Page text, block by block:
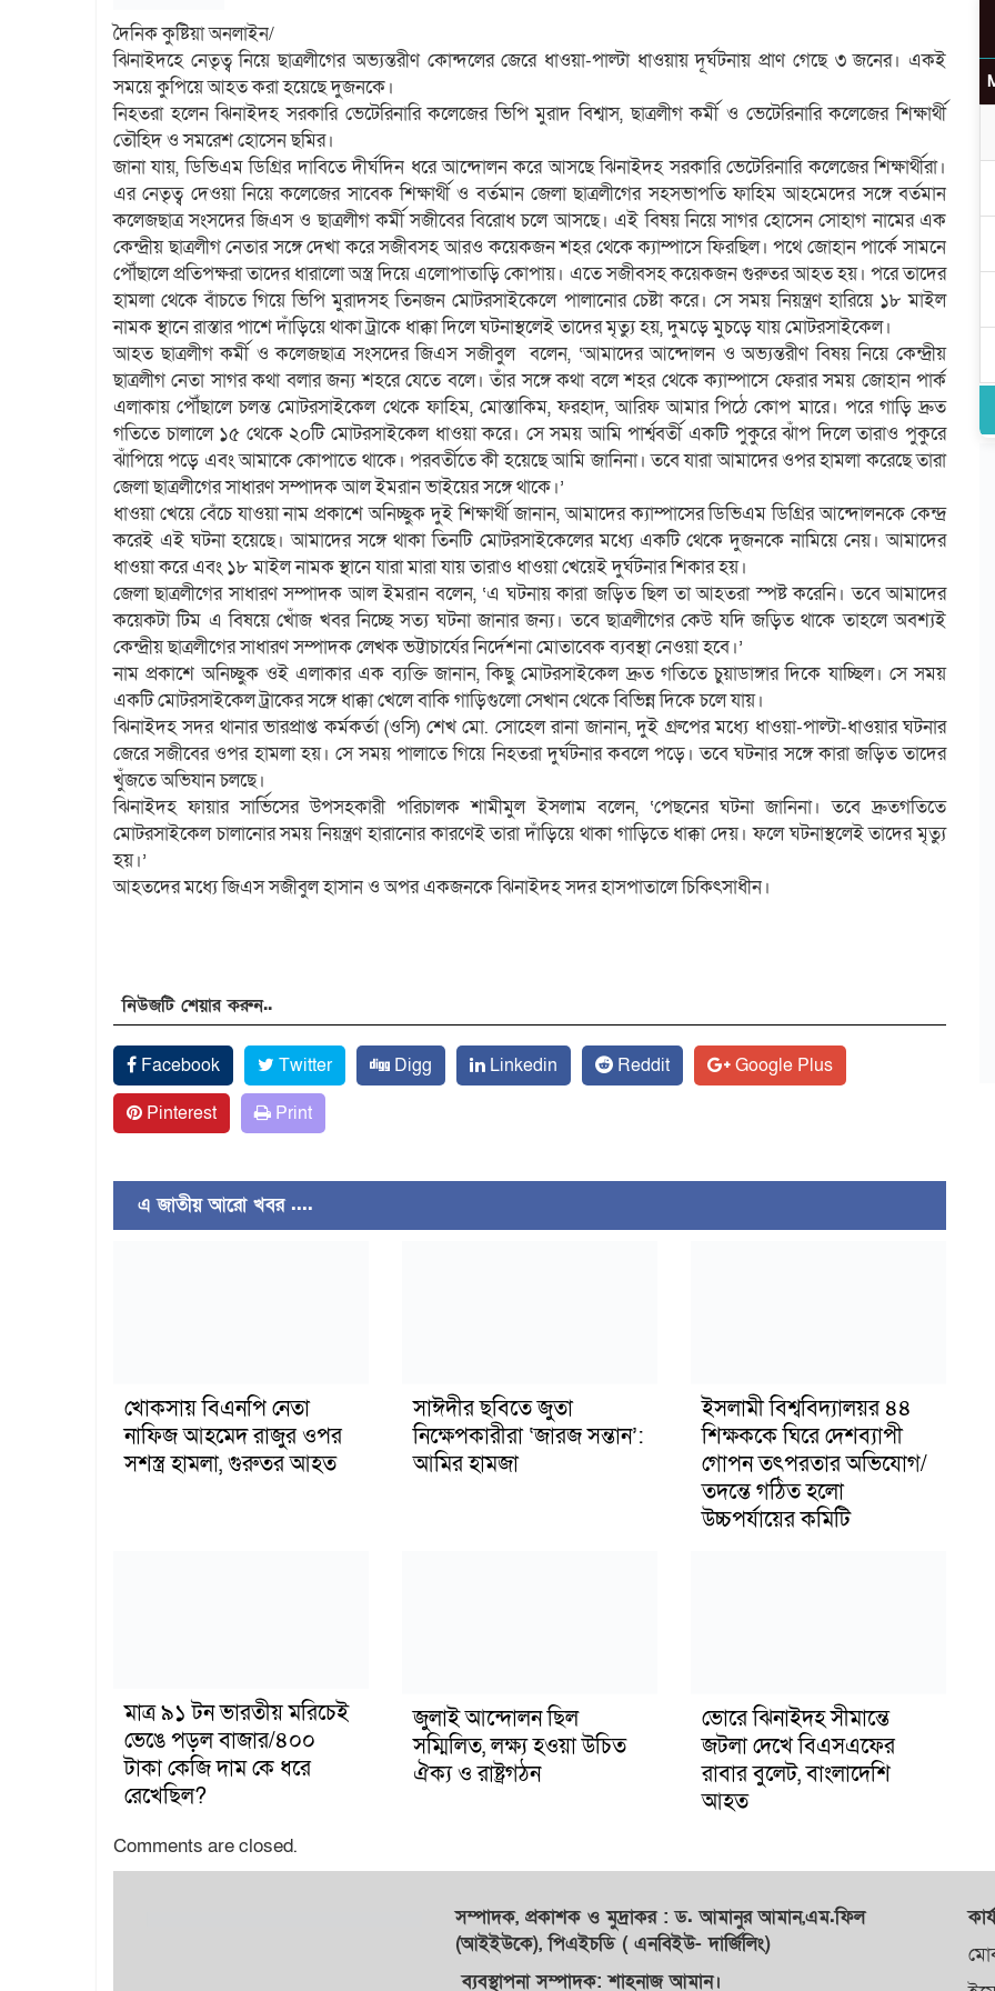
দৈনিক কুষ্টিয়া অনলাইন/
ঝিনাইদহে নেতৃত্ব নিয়ে ছাত্রলীগের অভ্যন্তরীণ কোন্দলের জেরে ধাওয়া-পাল্টা ধাওয়ায় দূর্ঘটনায় প্রাণ গেছে ৩ জনের। একই
সময়ে কুপিয়ে আহত করা হয়েছে দুজনকে।
নিহতরা হলেন ঝিনাইদহ সরকারি ভেটেরিনারি কলেজের ভিপি মুরাদ বিশ্বাস, ছাত্রলীগ কর্মী ও ভেটেরিনারি কলেজের শিক্ষার্থী
তৌহিদ ও সমরেশ হোসেন ছমির।
জানা যায়, ডিভিএম ডিগ্রির দাবিতে দীর্ঘদিন ধরে আন্দোলন করে আসছে ঝিনাইদহ সরকারি ভেটেরিনারি কলেজের শিক্ষার্থীরা।
এর নেতৃত্ব দেওয়া নিয়ে কলেজের সাবেক শিক্ষার্থী ও বর্তমান জেলা ছাত্রলীগের সহসভাপতি ফাহিম আহমেদের সঙ্গে বর্তমান
কলেজছাত্র সংসদের জিএস ও ছাত্রলীগ কর্মী সজীবের বিরোধ চলে আসছে। এই বিষয় নিয়ে সাগর হোসেন সোহাগ নামের এক
কেন্দ্রীয় ছাত্রলীগ নেতার সঙ্গে দেখা করে সজীবসহ আরও কয়েকজন শহর থেকে ক্যাম্পাসে ফিরছিল। পথে জোহান পার্কে সামনে
পৌঁছালে প্রতিপক্ষরা তাদের ধারালো অস্ত্র দিয়ে এলোপাতাড়ি কোপায়। এতে সজীবসহ কয়েকজন গুরুতর আহত হয়। পরে তাদের
হামলা থেকে বাঁচতে গিয়ে ভিপি মুরাদসহ তিনজন মোটরসাইকেলে পালানোর চেষ্টা করে। সে সময় নিয়ন্ত্রণ হারিয়ে ১৮ মাইল
নামক স্থানে রাস্তার পাশে দাঁড়িয়ে থাকা ট্রাকে ধাক্কা দিলে ঘটনাস্থলেই তাদের মৃত্যু হয়, দুমড়ে মুচড়ে যায় মোটরসাইকেল।
আহত ছাত্রলীগ কর্মী ও কলেজছাত্র সংসদের জিএস সজীবুল বলেন, ‘আমাদের আন্দোলন ও অভ্যন্তরীণ বিষয় নিয়ে কেন্দ্রীয়
ছাত্রলীগ নেতা সাগর কথা বলার জন্য শহরে যেতে বলে। তাঁর সঙ্গে কথা বলে শহর থেকে ক্যাম্পাসে ফেরার সময় জোহান পার্ক
এলাকায় পৌঁছালে চলন্ত মোটরসাইকেল থেকে ফাহিম, মোস্তাকিম, ফরহাদ, আরিফ আমার পিঠে কোপ মারে। পরে গাড়ি দ্রুত
গতিতে চালালে ১৫ থেকে ২০টি মোটরসাইকেল ধাওয়া করে। সে সময় আমি পার্শ্ববর্তী একটি পুকুরে ঝাঁপ দিলে তারাও পুকুরে
ঝাঁপিয়ে পড়ে এবং আমাকে কোপাতে থাকে। পরবর্তীতে কী হয়েছে আমি জানিনা। তবে যারা আমাদের ওপর হামলা করেছে তারা
জেলা ছাত্রলীগের সাধারণ সম্পাদক আল ইমরান ভাইয়ের সঙ্গে থাকে।’
ধাওয়া খেয়ে বেঁচে যাওয়া নাম প্রকাশে অনিচ্ছুক দুই শিক্ষার্থী জানান, আমাদের ক্যাম্পাসের ডিভিএম ডিগ্রির আন্দোলনকে কেন্দ্র
করেই এই ঘটনা হয়েছে। আমাদের সঙ্গে থাকা তিনটি মোটরসাইকেলের মধ্যে একটি থেকে দুজনকে নামিয়ে নেয়। আমাদের
ধাওয়া করে এবং ১৮ মাইল নামক স্থানে যারা মারা যায় তারাও ধাওয়া খেয়েই দুর্ঘটনার শিকার হয়।
জেলা ছাত্রলীগের সাধারণ সম্পাদক আল ইমরান বলেন, ‘এ ঘটনায় কারা জড়িত ছিল তা আহতরা স্পষ্ট করেনি। তবে আমাদের
কয়েকটা টিম এ বিষয়ে খোঁজ খবর নিচ্ছে সত্য ঘটনা জানার জন্য। তবে ছাত্রলীগের কেউ যদি জড়িত থাকে তাহলে অবশ্যই
কেন্দ্রীয় ছাত্রলীগের সাধারণ সম্পাদক লেখক ভট্টাচার্যের নির্দেশনা মোতাবেক ব্যবস্থা নেওয়া হবে।’
নাম প্রকাশে অনিচ্ছুক ওই এলাকার এক ব্যক্তি জানান, কিছু মোটরসাইকেল দ্রুত গতিতে চুয়াডাঙ্গার দিকে যাচ্ছিল। সে সময়
একটি মোটরসাইকেল ট্রাকের সঙ্গে ধাক্কা খেলে বাকি গাড়িগুলো সেখান থেকে বিভিন্ন দিকে চলে যায়।
ঝিনাইদহ সদর থানার ভারপ্রাপ্ত কর্মকর্তা (ওসি) শেখ মো. সোহেল রানা জানান, দুই গ্রুপের মধ্যে ধাওয়া-পাল্টা-ধাওয়ার ঘটনার
জেরে সজীবের ওপর হামলা হয়। সে সময় পালাতে গিয়ে নিহতরা দুর্ঘটনার কবলে পড়ে। তবে ঘটনার সঙ্গে কারা জড়িত তাদের
খুঁজতে অভিযান চলছে।
ঝিনাইদহ ফায়ার সার্ভিসের উপসহকারী পরিচালক শামীমুল ইসলাম বলেন, ‘পেছনের ঘটনা জানিনা। তবে দ্রুতগতিতে
মোটরসাইকেল চালানোর সময় নিয়ন্ত্রণ হারানোর কারণেই তারা দাঁড়িয়ে থাকা গাড়িতে ধাক্কা দেয়। ফলে ঘটনাস্থলেই তাদের মৃত্যু
হয়।’
আহতদের মধ্যে জিএস সজীবুল হাসান ও অপর একজনকে ঝিনাইদহ সদর হাসপাতালে চিকিৎসাধীন।
নিউজটি শেয়ার করুন..
Facebook Twitter Digg Linkedin Reddit
Google Plus
Pinterest
Print
এ জাতীয় আরো খবর ....
খোকসায় বিএনপি নেতা
নাফিজ আহমেদ রাজুর ওপর
সশস্ত্র হামলা, গুরুতর আহত
সাঈদীর ছবিতে জুতা
নিক্ষেপকারীরা ‘জারজ সন্তান’:
আমির হামজা
ইসলামী বিশ্ববিদ্যালয়র ৪৪
শিক্ষককে ঘিরে দেশব্যাপী
গোপন তৎপরতার অভিযোগ/
তদন্তে গঠিত হলো
উচ্চপর্যায়ের কমিটি
মাত্র ৯১ টন ভারতীয় মরিচেই
ভেঙে পড়ল বাজার/৪০০
টাকা কেজি দাম কে ধরে
রেখেছিল?
জুলাই আন্দোলন ছিল
সম্মিলিত, লক্ষ্য হওয়া উচিত
ঐক্য ও রাষ্ট্রগঠন
ভোরে ঝিনাইদহ সীমান্তে
জটলা দেখে বিএসএফের
রাবার বুলেট, বাংলাদেশি
আহত
Comments are closed.
সম্পাদক, প্রকাশকওমুদ্রাকর: ড. আমানুর আমান,এম.ফিল
(আইইউকে), পিএইচডি ( এনবিইউ- দার্জিলিং)
ব্যবস্থাপনা সম্পাদক: শাহনাজ আমান।